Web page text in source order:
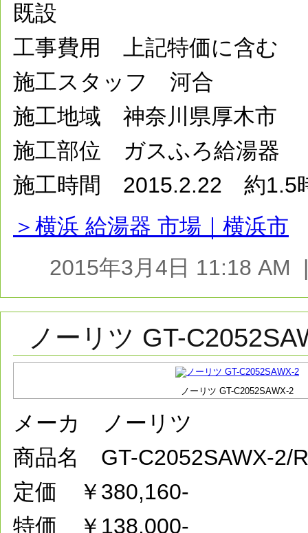
既設
工事費用 上記特価に含む
施工スタッフ 河合
施工地域 神奈川県厚木市
施工部位 ガスふろ給湯器
施工時間 2015.2.22 約1.5
＞横浜 給湯器 市場｜横浜市
2015年3月4日 11:18
ノーリツ GT-
ノーリツ GT-C2052SAWX-2
メーカ ノーリツ
商品名 GT-C2052SAWX-2/
定価 ￥380,160-
特価 ￥138,000-